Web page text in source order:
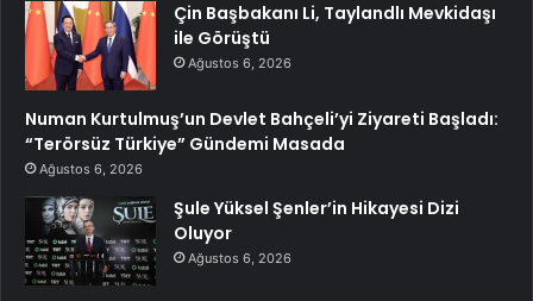
Çin Başbakanı Li, Taylandlı Mevkidaşı
ile Görüştü
Ağustos 6, 2026
Numan Kurtulmuş’un Devlet Bahçeli’yi Ziyareti Başladı:
“Terörsüz Türkiye” Gündemi Masada
Ağustos 6, 2026
Şule Yüksel Şenler’in Hikayesi Dizi
Oluyor
Ağustos 6, 2026